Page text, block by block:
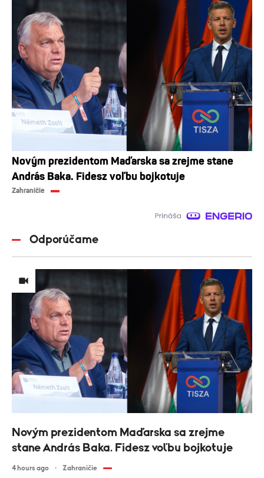
Novým prezidentom Maďarska sa zrejme stane
András Baka. Fidesz voľbu bojkotuje
Zahraničie
Odporúčame
Novým prezidentom Maďarska sa zrejme
stane András Baka. Fidesz voľbu bojkotuje
4 hours ago Zahraničie